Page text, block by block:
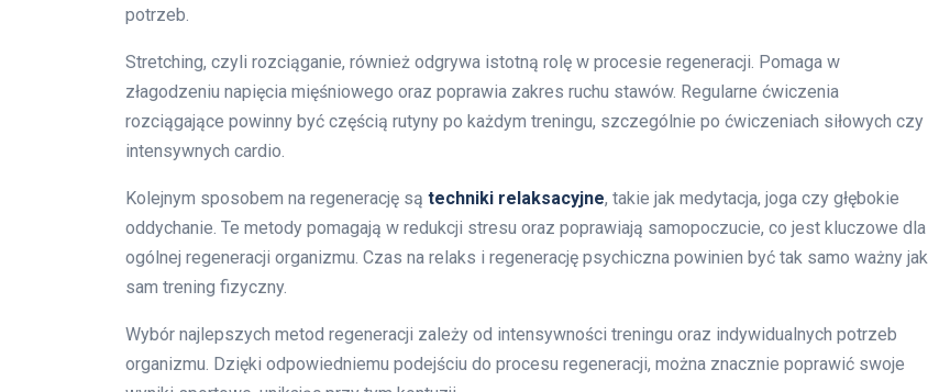
potrzeb.
Stretching, czyli rozciąganie, również odgrywa istotną rolę w procesie regeneracji. Pomaga w
złagodzeniu napięcia mięśniowego oraz poprawia zakres ruchu stawów. Regularne ćwiczenia
rozciągające powinny być częścią rutyny po każdym treningu, szczególnie po ćwiczeniach siłowych czy
intensywnych cardio.
Kolejnym sposobem na regenerację są techniki relaksacyjne, takie jak medytacja, joga czy głębokie
oddychanie. Te metody pomagają w redukcji stresu oraz poprawiają samopoczucie, co jest kluczowe dla
ogólnej regeneracji organizmu. Czas na relaks i regenerację psychiczna powinien być tak samo ważny jak
sam trening fizyczny.
Wybór najlepszych metod regeneracji zależy od intensywności treningu oraz indywidualnych potrzeb
organizmu. Dzięki odpowiedniemu podejściu do procesu regeneracji, można znacznie poprawić swoje